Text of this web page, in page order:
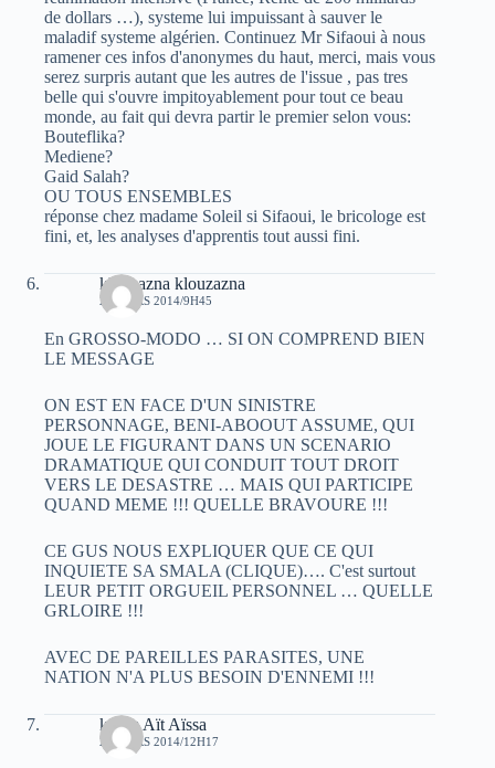
de dollars …), systeme lui impuissant à sauver le
maladif systeme algérien. Continuez Mr Sifaoui à nous
ramener ces infos d'anonymes du haut, merci, mais vous
serez surpris autant que les autres de l'issue , pas tres
belle qui s'ouvre impitoyablement pour tout ce beau
monde, au fait qui devra partir le premier selon vous:
Bouteflika?
Mediene?
Gaid Salah?
OU TOUS ENSEMBLES
réponse chez madame Soleil si Sifaoui, le bricologe est
fini, et, les analyses d'apprentis tout aussi fini.
klouzazna klouzazna
22 MARS 2014/9H45
En GROSSO-MODO … SI ON COMPREND BIEN
LE MESSAGE
ON EST EN FACE D'UN SINISTRE
PERSONNAGE, BENI-ABOOUT ASSUME, QUI
JOUE LE FIGURANT DANS UN SCENARIO
DRAMATIQUE QUI CONDUIT TOUT DROIT
VERS LE DESASTRE … MAIS QUI PARTICIPE
QUAND MEME !!! QUELLE BRAVOURE !!!
CE GUS NOUS EXPLIQUER QUE CE QUI
INQUIETE SA SMALA (CLIQUE)…. C'est surtout
LEUR PETIT ORGUEIL PERSONNEL … QUELLE
GRLOIRE !!!
AVEC DE PAREILLES PARASITES, UNE
NATION N'A PLUS BESOIN D'ENNEMI !!!
karim Aït Aïssa
22 MARS 2014/12H17